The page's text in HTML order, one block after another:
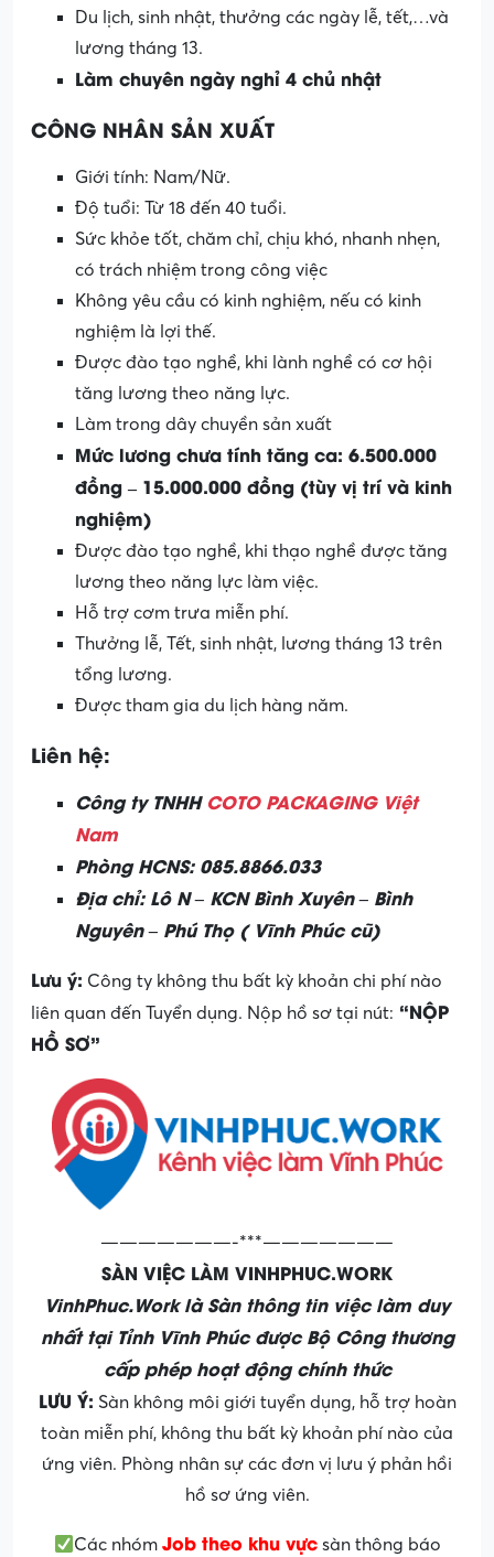
Du lịch, sinh nhật, thưởng các ngày lễ, tết,…và
lương tháng 13.
Làm chuyên ngày nghỉ 4 chủ nhật
CÔNG NHÂN SẢN XUẤT
Giới tính: Nam/Nữ.
Độ tuổi: Từ 18 đến 40 tuổi.
Sức khỏe tốt, chăm chỉ, chịu khó, nhanh nhẹn,
có trách nhiệm trong công việc
Không yêu cầu có kinh nghiệm, nếu có kinh
nghiệm là lợi thế.
Được đào tạo nghề, khi lành nghề có cơ hội
tăng lương theo năng lực.
Làm trong dây chuyền sản xuất
Mức lương chưa tính tăng ca: 6.500.000
đồng – 15.000.000 đồng (tùy vị trí và kinh
nghiệm)
Được đào tạo nghề, khi thạo nghề được tăng
lương theo năng lực làm việc.
Hỗ trợ cơm trưa miễn phí.
Thưởng lễ, Tết, sinh nhật, lương tháng 13 trên
tổng lương.
Được tham gia du lịch hàng năm.
Liên hệ:
Công ty TNHH COTO PACKAGING Việt
Nam
Phòng HCNS: 085.8866.033
Địa chỉ: Lô N – KCN Bình Xuyên – Bình
Nguyên – Phú Thọ ( Vĩnh Phúc cũ)
Lưu ý: Công ty không thu bất kỳ khoản chi phí nào
liên quan đến Tuyển dụng. Nộp hồ sơ tại nút: “NỘP
HỒ SƠ”
———————-***———————
SÀN VIỆC LÀM VINHPHUC.WORK
VinhPhuc.Work là Sàn thông tin việc làm duy
nhất tại Tỉnh Vĩnh Phúc được Bộ Công thương
cấp phép hoạt động chính thức
LƯU Ý: Sàn không môi giới tuyển dụng, hỗ trợ hoàn
toàn miễn phí, không thu bất kỳ khoản phí nào của
ứng viên. Phòng nhân sự các đơn vị lưu ý phản hồi
hồ sơ ứng viên.
Các nhóm Job theo khu vựcsàn thông báo